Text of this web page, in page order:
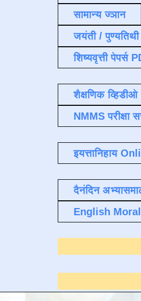
सामान्य ज्ञान
जयंती /
शिष्यवृत्ती पेपर्स
शैक्षणिक व्हिडीओ
NMMS परीक्षा
इयत्तानिहाय
दैनंदिन
English